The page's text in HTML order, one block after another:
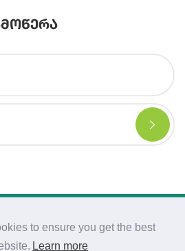
to ensure you get the best
Learn more